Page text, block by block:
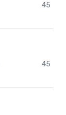
45
45